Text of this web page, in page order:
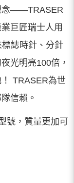
念——TRASER
巨匠瑞士人用
誌時針、分針
光明亮100倍，
TRASER為世
信賴。
號，質量更加可